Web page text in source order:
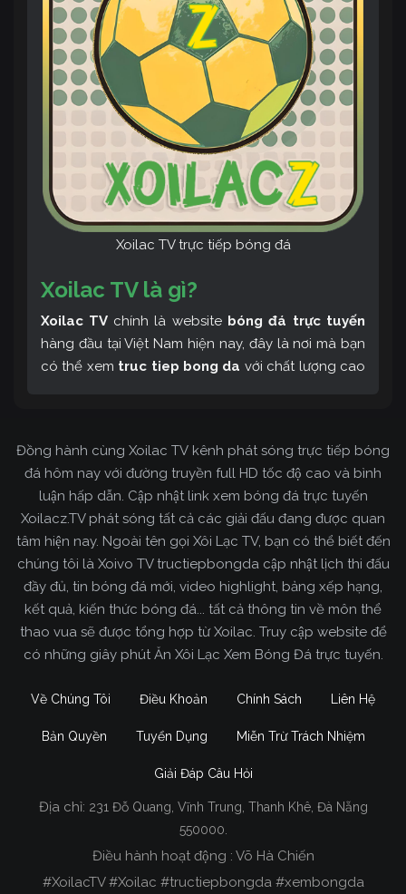
Xoilac TV trực tiếp bóng đá
Xoilac TV là gì?
Xoilac TV chính là website bóng đá trực tuyến
hàng đầu tại Việt Nam hiện nay, đây là nơi mà bạn
có thể xem truc tiep bong da với chất lượng cao
tin về bóng đá cực kỳ bổ ích mỗi ngày.
Xoilac TV Trực Tiếp Bóng Đá
Trong tất cả các website phát sóng bóng đá trực
tiếp hiện nay tại Việt Nam. Website được nhiều
Đồng hành cùng Xoilac TV kênh phát sóng trực tiếp bóng
đá hôm nay với đường truyền full HD tốc độ cao và bình
luận hấp dẫn. Cập nhật link xem bóng đá trực tuyến
Xoilacz.TV phát sóng tất cả các giải đấu đang được quan
tâm hiện nay. Ngoài tên gọi Xôi Lạc TV, bạn có thể biết đến
chúng tôi là Xoivo TV tructiepbongda cập nhật lịch thi đấu
đầy đủ, tin bóng đá mới, video highlight, bảng xếp hạng,
kết quả, kiến thức bóng đá... tất cả thông tin về môn thể
thao vua sẽ được tổng hợp từ Xoilac. Truy cập website để
có những giây phút Ăn Xôi Lạc Xem Bóng Đá trực tuyến.
Về Chúng Tôi Điều Khoản Chính Sách Liên Hệ
Bản Quyền Tuyển Dụng Miễn Trừ Trách Nhiệm
Giải Đáp Câu Hỏi
Địa chỉ: 231 Đỗ Quang, Vĩnh Trung, Thanh Khê, Đà Nẵng
550000.
Điều hành hoạt động : Võ Hà Chiến
#XoilacTV #Xoilac #tructiepbongda #xembongda